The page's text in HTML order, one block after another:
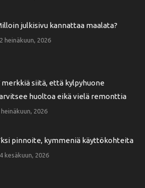
julkisivu kannattaa maalata?
heinäkuun, 2026
merkkiä siitä, että kylpyhuone
huoltoa eikä vielä remonttia
heinäkuun, 2026
pinnoite, kymmeniä käyttökohteita
kesäkuun, 2026